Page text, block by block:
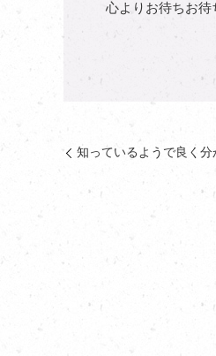
心よりお待ちお待
知っているようで良く分